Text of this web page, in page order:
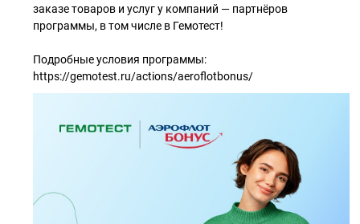
заказе товаров и услуг у компаний — партнёров
программы, в том числе в Гемотест!
Подробные условия программы:
https://gemotest.ru/actions/aeroflotbonus/